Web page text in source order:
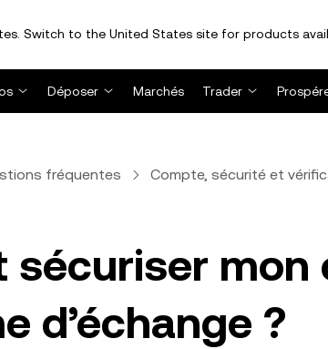
Switch to the United States site for products
Déposer Marchés Trader
fréquentes Compte, sécurité et
sécuriser mon
d’échange ?